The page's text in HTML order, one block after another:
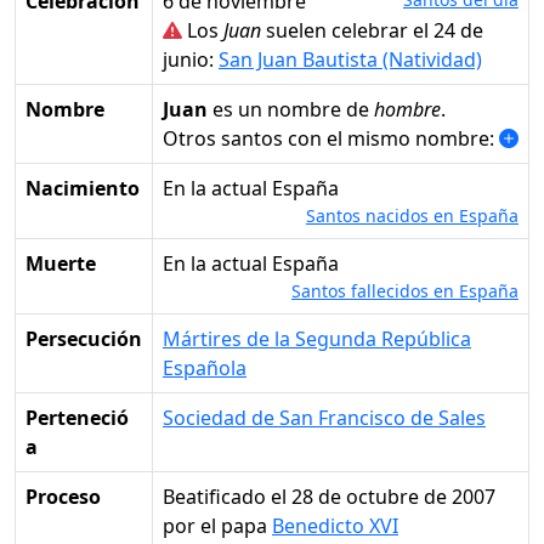
Los Juansuelen celebrar el 24 de
junio: San Juan Bautista (Natividad)
Nombre
Juan es un nombre dehombre.
Otros santos con el mismo nombre:
Nacimiento
en la actual España
Santos nacidos en España
Muerte en la actual España
Santos fallecidos en España
Persecución
Mártires de la Segunda República
Española
Perteneció
a
Sociedad de San Francisco de Sales
Proceso
Beatificado el 28 de octubre de 2007
por el papa Benedicto XVI